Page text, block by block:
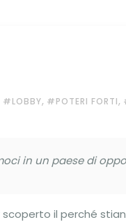
#LOBBY, #POTERI FORTI,
in un paese di
scoperto il perché